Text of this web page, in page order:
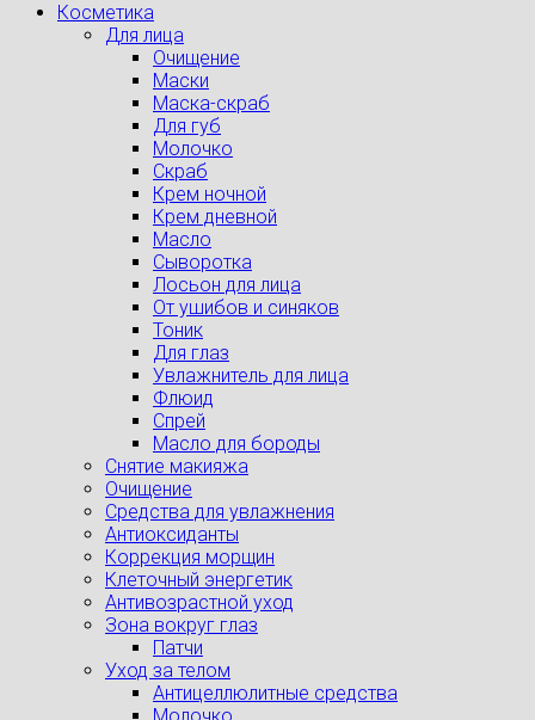
Косметика
Для лица
Очищение
Маски
Маска-скраб
Для губ
Молочко
Скраб
Крем ночной
Крем дневной
Масло
Сыворотка
Лосьон для лица
От ушибов и синяков
Тоник
Для глаз
Увлажнитель для лица
Флюид
Спрей
Масло для бороды
Снятие макияжа
Очищение
Средства для увлажнения
Антиоксиданты
Коррекция морщин
Клеточный энергетик
Антивозрастной уход
Зона вокруг глаз
Патчи
Уход за телом
Антицеллюлитные средства